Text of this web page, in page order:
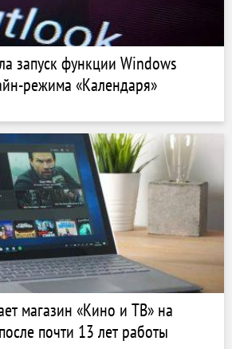
запуск функции Windows
режима «Календаря»
магазин «Кино и ТВ» на
почти 13 лет работы